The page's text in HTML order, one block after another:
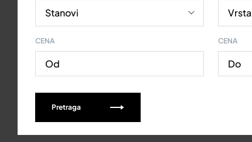
CENA CENA
Pretraga